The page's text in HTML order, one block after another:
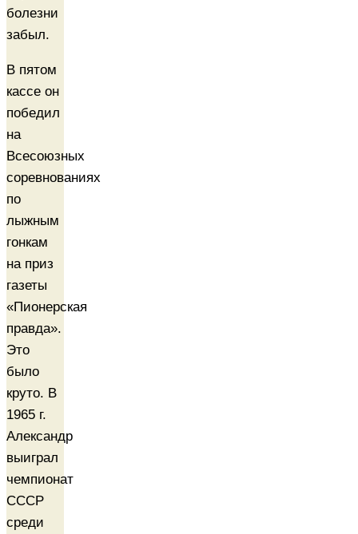
болезни
забыл.
В пятом
кассе он
победил
на
Всесоюзных
соревнованиях
по
лыжным
гонкам
на приз
газеты
«Пионерская
правда».
Это
было
круто. В
1965 г.
Александр
выиграл
чемпионат
СССР
среди